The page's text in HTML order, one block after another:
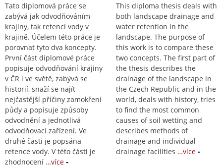
Tato diplomová práce se
zabývá jak odvodňováním
krajiny, tak retencí vody v
krajině. Účelem této práce je
porovnat tyto dva koncepty.
První část diplomové práce
popisuje odvodňování krajiny
v ČR i ve světě, zabývá se
historií, snaží se najít
nejčastější příčiny zamokření
půdy a popisuje způsoby
odvodnění a jednotlivá
odvodňovací zařízení. Ve
druhé časti je popsána
retence vody. V této části je
zhodnocení …více
This diploma thesis deals with
both landscape drainage and
water retention in the
landscape. The purpose of
this work is to compare these
two concepts. The first part of
the thesis describes the
drainage of the landscape in
the Czech Republic and in the
world, deals with history, tries
to find the most common
causes of soil wetting and
describes methods of
drainage and individual
drainage facilities …více